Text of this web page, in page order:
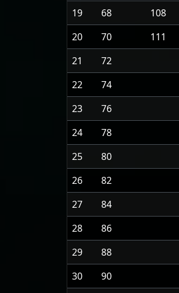
19
68 108
20
70 111
21
72
22
74
23
76
24
78
25
80
26
82
27
84
28
86
29
88
30
90